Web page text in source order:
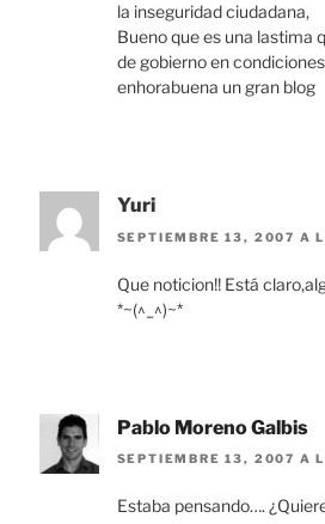
la inseguridad ciudadana,
Bueno que es una lastima
de gobierno en
enhorabuena un gran blog
Yuri
SEPTIEMBRE 13, 2007 A
Que noticion!! Está
*~(^_^)~*
Pablo Moreno Galbis
SEPTIEMBRE 13, 2007 A
Estaba pensando….